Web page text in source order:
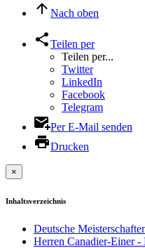
Nach oben
Teilen per
Teilen per...
Twitter
LinkedIn
Facebook
Telegram
Per E-Mail senden
Drucken
×
Inhaltsverzeichnis
Deutsche
Herren Canadier-Einer -